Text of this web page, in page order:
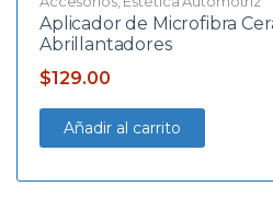
Aplicador de Microfibra
Abrillantadores
$129.00
Añadir al carrito